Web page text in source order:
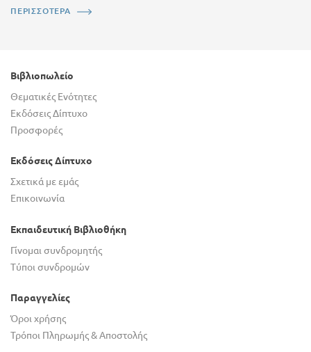
ΠΕΡΙΣΣΟΤΕΡΑ
Βιβλιοπωλείο
Θεματικές Ενότητες
Εκδόσεις Δίπτυχο
Προσφορές
Εκδόσεις Δίπτυχο
Σχετικά με εμάς
Επικοινωνία
Εκπαιδευτική Βιβλιοθήκη
Γίνομαι συνδρομητής
Τύποι συνδρομών
Παραγγελίες
Όροι χρήσης
Τρόποι Πληρωμής & Αποστολής